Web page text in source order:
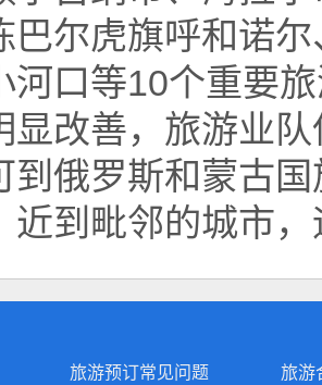
巴尔虎旗呼和诺
河口等10个重要
显改善，旅游业
到俄罗斯和蒙古
近到毗邻的城市
旅游预订常见问题 旅游